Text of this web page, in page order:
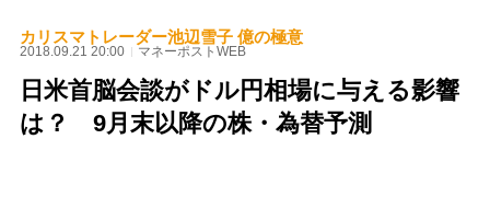
カリスマトレーダー池辺雪子 億の極意
2018.09.21 20:00 マネーポストWEB
日米首脳会談がドル円相場に与える影響
は？ 9月末以降の株・為替予測